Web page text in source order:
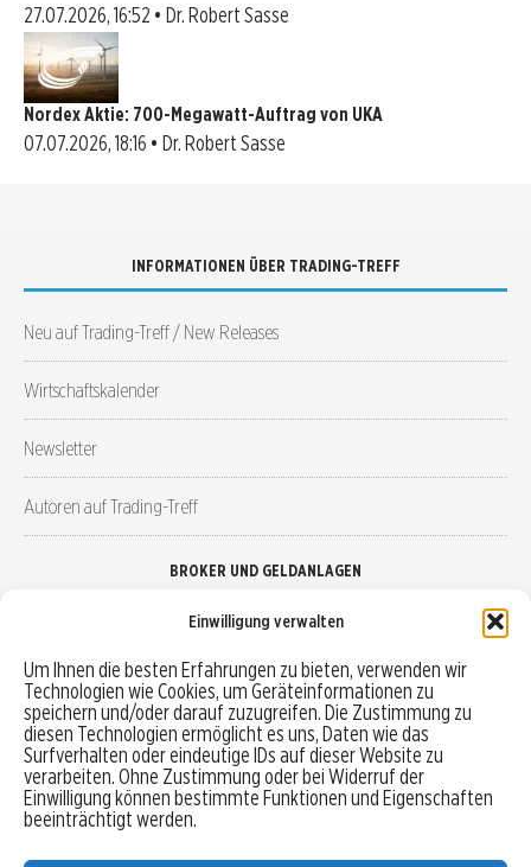
Einwilligung verwalten
Um Ihnen die besten Erfahrungen zu bieten, verwenden wir
Technologien wie Cookies, um Geräteinformationen zu
speichern und/oder darauf zuzugreifen. Die Zustimmung zu
diesen Technologien ermöglicht es uns, Daten wie das
Surfverhalten oder eindeutige IDs auf dieser Website zu
verarbeiten. Ohne Zustimmung oder bei Widerruf der
Einwilligung können bestimmte Funktionen und Eigenschaften
beeinträchtigt werden.
27.07.2026, 16:52 • Dr. Robert Sasse
Nordex Aktie: 700-Megawatt-Auftrag von UKA
07.07.2026, 18:16 • Dr. Robert Sasse
INFORMATIONEN ÜBER TRADING-TREFF
Neu auf Trading-Treff / New Releases
Wirtschaftskalender
Newsletter
Autoren auf Trading-Treff
BROKER UND GELDANLAGEN
Robo-Advisor vergleichen
Depotvergleich
Festgeld vergleichen